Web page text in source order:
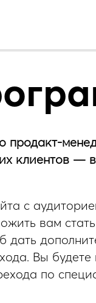
клиентов —
с
вам
Вы будете
по